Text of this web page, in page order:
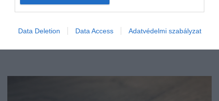
Data Deletion Data Access Adatvédelmi szabályzat